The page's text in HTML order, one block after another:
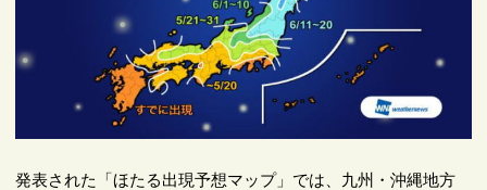
発表された「ほたる出現予想マップ」では、九州・沖縄地方